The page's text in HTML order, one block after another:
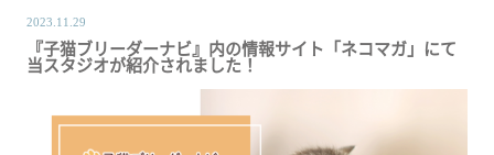
2023.11.29
『子猫ブリーダーナビ』内の情報サイト「ネコマガ」にて
当スタジオが紹介されました！